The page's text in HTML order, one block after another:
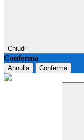
Chiudi
Conferma
Annulla Conferma